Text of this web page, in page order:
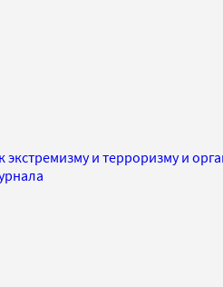
экстремизму и терроризму и